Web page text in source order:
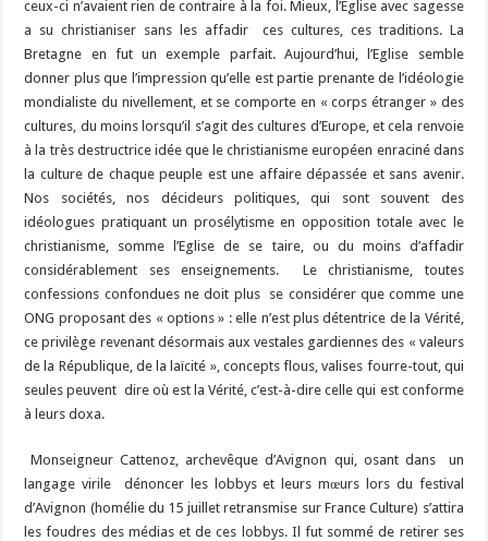
ceux-ci n’avaient rien de contraire à la foi. Mieux, l’Eglise avec sagesse
a su christianiser sans les affadir ces cultures, ces traditions. La
Bretagne en fut un exemple parfait. Aujourd’hui, l’Eglise semble
donner plus que l’impression qu’elle est partie prenante de l’idéologie
mondialiste du nivellement, et se comporte en « corps étranger » des
cultures, du moins lorsqu’il s’agit des cultures d’Europe, et cela renvoie
à la très destructrice idée que le christianisme européen enraciné dans
la culture de chaque peuple est une affaire dépassée et sans avenir.
Nos sociétés, nos décideurs politiques, qui sont souvent des
idéologues pratiquant un prosélytisme en opposition totale avec le
christianisme, somme l’Eglise de se taire, ou du moins d’affadir
considérablement ses enseignements. Le christianisme, toutes
confessions confondues ne doit plus se considérer que comme une
ONG proposant des « options » : elle n’est plus détentrice de la Vérité,
ce privilège revenant désormais aux vestales gardiennes des « valeurs
de la République, de la laïcité », concepts flous, valises fourre-tout, qui
seules peuvent dire où est la Vérité, c’est-à-dire celle qui est conforme
à leurs doxa.
Monseigneur Cattenoz, archevêque d’Avignon qui, osant dans un
langage virile dénoncer les lobbys et leurs mœurs lors du festival
d’Avignon (homélie du 15 juillet retransmise sur France Culture) s’attira
les foudres des médias et de ces lobbys. Il fut sommé de retirer ses